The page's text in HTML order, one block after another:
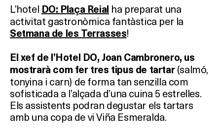
Què vols fer?
L’hotel DO: Plaça Reial ha preparat una
activitat gastronòmica fantàstica per la
Setmana de les Terrasses!
El xef de l’Hotel DO, Joan Cambronero, us
mostrarà com fer tres tipus de tartar(salmó,
tonyina i carn) de forma tan senzilla com
sofisticada a l’alçada d’una cuina 5 estrelles.
Els assistents podran degustar els tartars
amb una copa de vi Viña Esmeralda.